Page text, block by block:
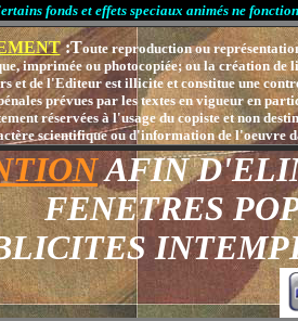
fonds et effets speciaux animés ne
:Toute reproduction ou
imprimée ou photocopiée; ou la création
et de l'Editeur est illicite et constitue une
prévues par les textes en vigueur en
réservées à l'usage du copiste et non
scientifique ou d'information de l'oeuvre
AFIN
FENETRES